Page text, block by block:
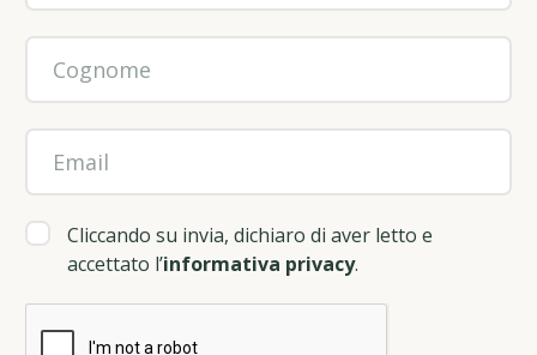
Cliccando su invia, dichiaro di aver letto e
accettato l’informativa privacy.